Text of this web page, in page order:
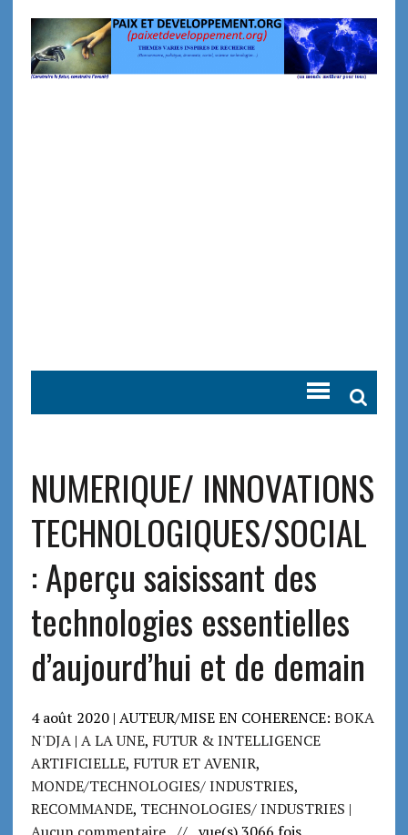
NUMERIQUE/ INNOVATIONS
TECHNOLOGIQUES/SOCIAL
: Aperçu saisissant des
technologies essentielles
d’aujourd’hui et de demain
4 août 2020 | AUTEUR/MISE EN COHERENCE: BOKA
N'DJA| A LA UNE, FUTUR & INTELLIGENCE
ARTIFICIELLE, FUTUR ET AVENIR,
MONDE/TECHNOLOGIES/ INDUSTRIES,
RECOMMANDE, TECHNOLOGIES/ INDUSTRIES |